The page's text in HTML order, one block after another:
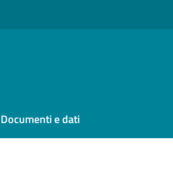
Documenti e dati